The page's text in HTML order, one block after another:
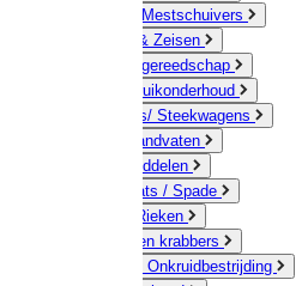
Sneeuw- / Mestschuivers
Baggeren & Zeisen
Elektrisch gereedschap
Boom / Struikonderhoud
Kruiwagens/ Steekwagens
Stelen / Handvaten
Tuinhulpmiddelen
Schop / Bats / Spade
Vorken & Rieken
Cultivator en krabbers
Schoffels / Onkruidbestrijding